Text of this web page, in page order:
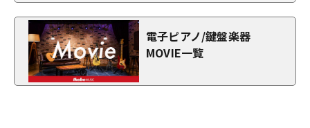
電子ピアノ/鍵盤楽器
MOVIE一覧